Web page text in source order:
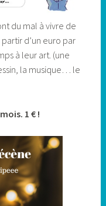
du mal à vivre de
d’un euro par
à leur art. (une
la musique… le
1 € !